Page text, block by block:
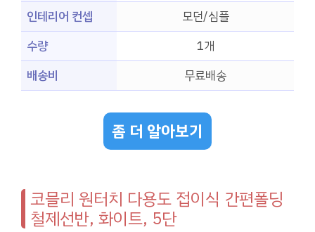
인테리어 컨셉
모던/심플
수량
1개
배송비
무료배송
좀 더 알아보기
코믈리 원터치 다용도 접이식 간편폴딩
철제선반, 화이트, 5단